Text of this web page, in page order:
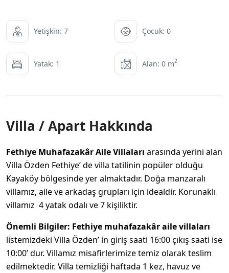
Yetişkin: 7 Çocuk: 0
Yatak: 1 Alan: 0 m2
Villa / Apart Hakkında
Fethiye Muhafazakâr Aile Villaları arasında yerini alan
Villa Özden Fethiye’ de villa tatilinin popüler olduğu
Kayaköy bölgesinde yer almaktadır. Doğa manzaralı
villamız, aile ve arkadaş grupları için idealdir. Korunaklı
villamız 4 yatak odalı ve 7 kişiliktir.
Önemli Bilgiler: Fethiye muhafazakâr aile villaları
listemizdeki Villa Özden’ in giriş saati 16:00 çıkış saati ise
10:00’ dur. Villamız misafirlerimize temiz olarak teslim
edilmektedir. Villa temizliği haftada 1 kez, havuz ve